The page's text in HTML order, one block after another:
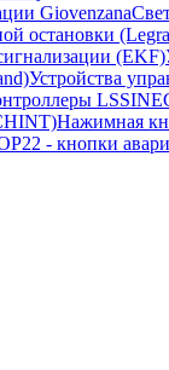
Giovenzana
остановки
(EKF)
Устройства
LSSINE
Нажимная
- кнопки